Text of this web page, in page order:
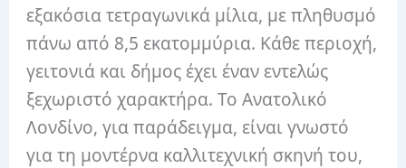
εξακόσια τετραγωνικά μίλια, με πληθυσμό
πάνω από 8,5 εκατομμύρια. Κάθε περιοχή,
γειτονιά και δήμος έχει έναν εντελώς
ξεχωριστό χαρακτήρα. Το Ανατολικό
Λονδίνο, για παράδειγμα, είναι γνωστό
για τη μοντέρνα καλλιτεχνική σκηνή του,